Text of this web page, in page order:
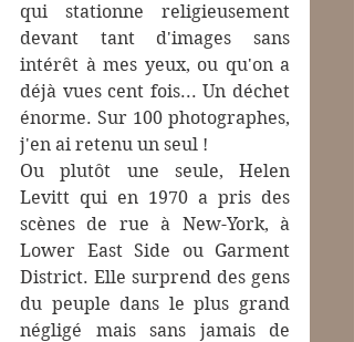
qui stationne religieusement
devant tant d'images sans
intérêt à mes yeux, ou qu'on a
déjà vues cent fois... Un déchet
énorme. Sur 100 photographes,
j'en ai retenu un seul !
Ou plutôt une seule, Helen
Levitt qui en 1970 a pris des
scènes de rue à New-York, à
Lower East Side ou Garment
District. Elle surprend des gens
du peuple dans le plus grand
négligé mais sans jamais de